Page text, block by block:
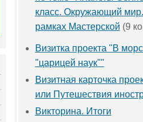
класс. Окружающий
рамках Мастерской (9
Визитка проекта "В
"царицей наук""
Визитная карточка
или Путешествия
Викторина. Итоги